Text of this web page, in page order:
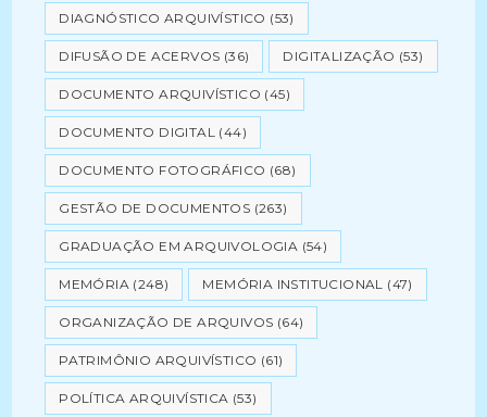
DIAGNÓSTICO ARQUIVÍSTICO (53)
DIFUSÃO DE ACERVOS (36) DIGITALIZAÇÃO (53)
DOCUMENTO ARQUIVÍSTICO (45)
DOCUMENTO DIGITAL (44)
DOCUMENTO FOTOGRÁFICO (68)
GESTÃO DE DOCUMENTOS (263)
GRADUAÇÃO EM ARQUIVOLOGIA (54)
MEMÓRIA (248) MEMÓRIA INSTITUCIONAL (47)
ORGANIZAÇÃO DE ARQUIVOS (64)
PATRIMÔNIO ARQUIVÍSTICO (61)
POLÍTICA ARQUIVÍSTICA (53)